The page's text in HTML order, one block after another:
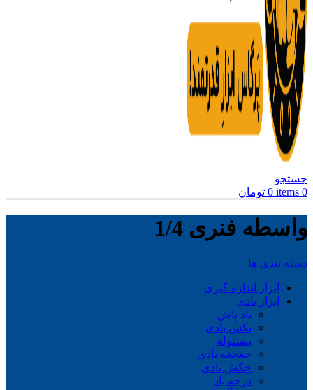
جستجو
0
items
0 تومان
واسطه فنری 1/4
دسته بندی ها
ابزار اندازه گیری
ابزار بادی
باد پاش
بکس بادی
پیستوله
جغجغه بادی
چکش بادی
درجه باد